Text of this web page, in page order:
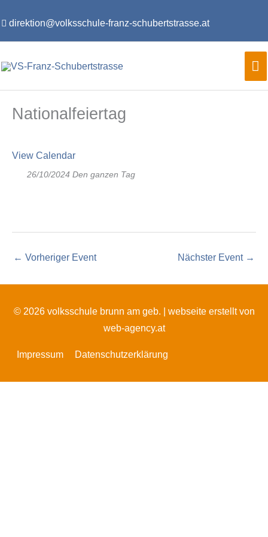
Inhalt
direktion@volksschule-franz-schubertstrasse.at
Nationalfeiertag
View Calendar
26/10/2024 Den ganzen Tag
← Vorheriger Event Nächster Event →
© 2026 volksschule brunn am geb. | webseite erstellt von
web-agency.at
Impressum Datenschutzerklärung